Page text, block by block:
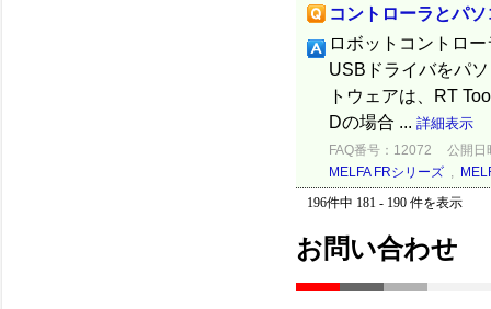
コントローラとパ
ロボットコントロ
USBドライバをパ
トウェアは、RT
Dの場合 ... 詳細表示
FAQ番号：12072
公開日
MELFA FRシリーズ ,
196件中 181 - 190 件を表示
お問い合わせ